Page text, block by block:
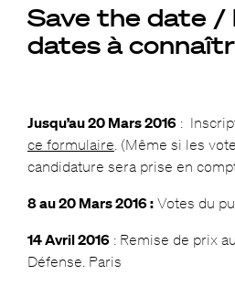
Save the date /
dates à
Jusqu’au 20 Mars 2016:
ce formulaire . (Même si les
candidature sera prise en
8 au 20 Mars 2016 :Votes du
14 Avril 2016: Remise de prix
Défense. Paris